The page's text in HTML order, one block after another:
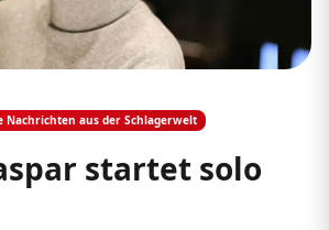
Nachrichten aus der Schlagerwelt
startet solo